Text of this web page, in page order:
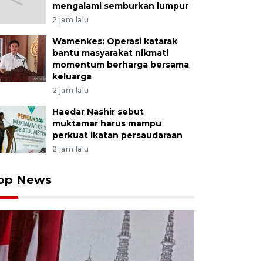
mengalami semburkan lumpur
2 jam lalu
Wamenkes: Operasi katarak
bantu masyarakat nikmati
momentum berharga bersama
keluarga
2 jam lalu
Haedar Nashir sebut
muktamar harus mampu
perkuat ikatan persaudaraan
2 jam lalu
News